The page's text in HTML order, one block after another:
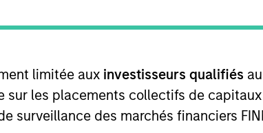
limitée aux investisseurs qualifiés
les placements collectifs de
surveillance des marchés financiers
in the northwest Pilbara region of
managed by Mineral Resources, the
transportation infrastructure asset
Road Trust will be supported by